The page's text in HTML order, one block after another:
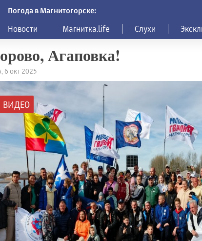
Погода в Магнитогорске:
Новости Магнитка.life Слухи
Агаповка!
6 окт 2025
ВИДЕО